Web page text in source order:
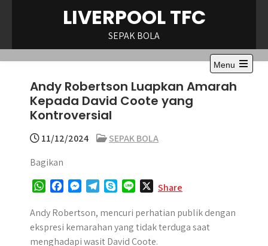
LIVERPOOL TFC
SEPAK BOLA
Menu
Open
the
main
Andy Robertson Luapkan Amarah
Kepada David Coote yang
Kontroversial
11/12/2024
SEPAK BOLA
Bagikan
W
a
t
s
c
e
b
s
s
e
l
e
g
y
p
e
n
e
Share
Andy Robertson, mencuri perhatian publik dengan
ekspresi kemarahan yang tidak terduga saat
menghadapi wasit David Coote.